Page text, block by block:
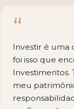
Investir é uma
foi isso que
Investimentos.
meu